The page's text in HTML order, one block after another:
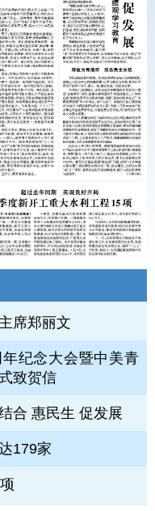
席郑丽文
年纪念大会暨中美青
致贺信
合 惠民生 促发展
179家